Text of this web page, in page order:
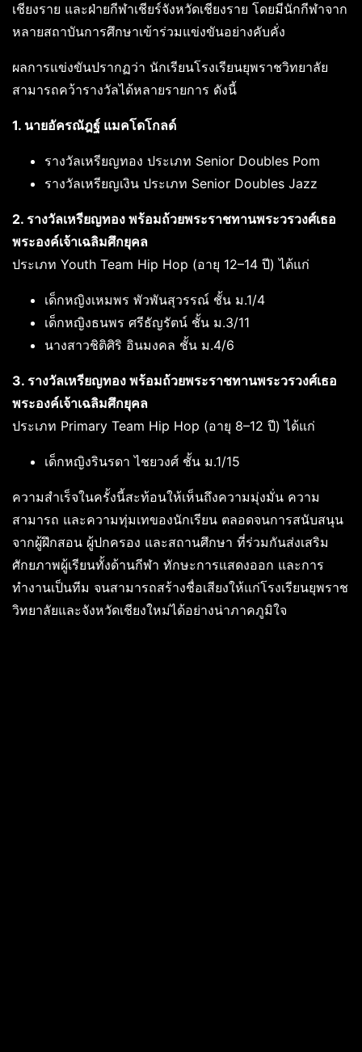
เชียงราย และฝ่ายกีฬาเชียร์จังหวัดเชียงราย โดยมีนักกีฬาจาก
หลายสถาบันการศึกษาเข้าร่วมแข่งขันอย่างคับคั่ง
ผลการแข่งขันปรากฏว่า นักเรียนโรงเรียนยุพราชวิทยาลัย
สามารถคว้ารางวัลได้หลายรายการ ดังนี้
1. นายอัครณัฎฐ์ แมคโดโกลด์
รางวัลเหรียญทอง ประเภท Senior Doubles Pom
รางวัลเหรียญเงิน ประเภท Senior Doubles Jazz
2. รางวัลเหรียญทอง พร้อมถ้วยพระราชทานพระวรวงศ์เธอ
พระองค์เจ้าเฉลิมศึกยุคล
ประเภท Youth Team Hip Hop (อายุ 12–14 ปี) ได้แก่
เด็กหญิงเหมพร พัวพันสุวรรณ์ ชั้น ม.1/4
เด็กหญิงธนพร ศรีธัญรัตน์ ชั้น ม.3/11
นางสาวชิติศิริ อินมงคล ชั้น ม.4/6
3. รางวัลเหรียญทอง พร้อมถ้วยพระราชทานพระวรวงศ์เธอ
พระองค์เจ้าเฉลิมศึกยุคล
ประเภท Primary Team Hip Hop (อายุ 8–12 ปี) ได้แก่
เด็กหญิงรินรดา ไชยวงศ์ ชั้น ม.1/15
ความสำเร็จในครั้งนี้สะท้อนให้เห็นถึงความมุ่งมั่น ความ
สามารถ และความทุ่มเทของนักเรียน ตลอดจนการสนับสนุน
จากผู้ฝึกสอน ผู้ปกครอง และสถานศึกษา ที่ร่วมกันส่งเสริม
ศักยภาพผู้เรียนทั้งด้านกีฬา ทักษะการแสดงออก และการ
ทำงานเป็นทีม จนสามารถสร้างชื่อเสียงให้แก่โรงเรียนยุพราช
วิทยาลัยและจังหวัดเชียงใหม่ได้อย่างน่าภาคภูมิใจ